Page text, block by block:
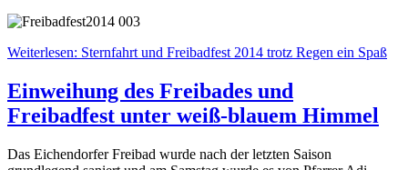
Weiterlesen: Sternfahrt und Freibadfest 2014 trotz Regen ein Spaß
Einweihung des Freibades und
Freibadfest unter weiß-blauem Himmel
Das Eichendorfer Freibad wurde nach der letzten Saison